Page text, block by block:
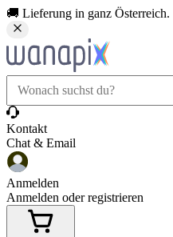
🚚 Lieferung in ganz Österreich.
Kontakt
Chat & Email
Anmelden
Anmelden oder registrieren